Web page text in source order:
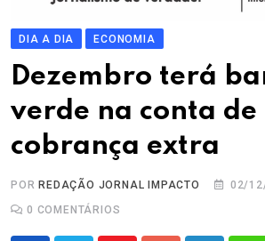
DIA A DIA ECONOMIA
Dezembro terá
verde na conta de
cobrança extra
POR REDAÇÃO JORNAL IMPACTO
02/
0 COMENTÁRIOS